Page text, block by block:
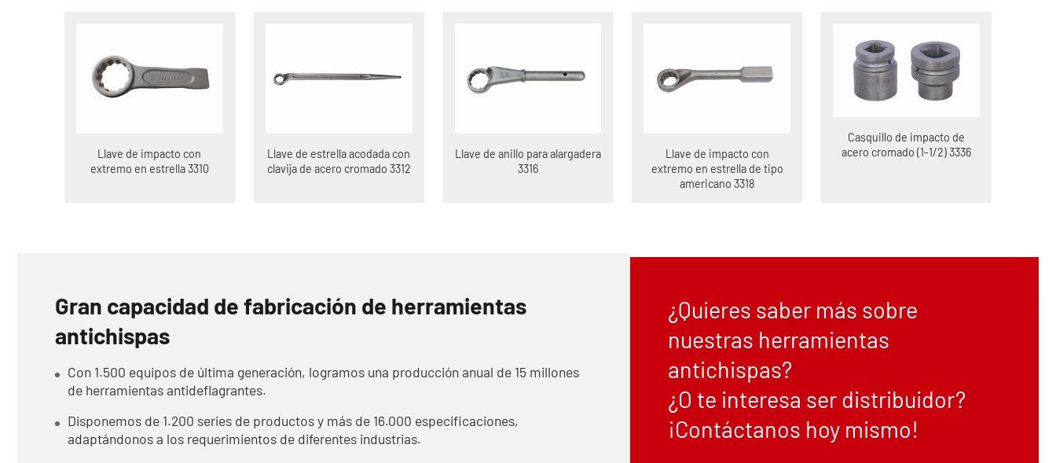
Llave de impacto con
extremo en estrella 3310
Llave de estrella acodada con
clavija de acero cromado 3312
Llave de anillo para alargadera
3316
Llave de impacto con
extremo en estrella de tipo
americano 3318
Casquillo de impacto de
acero cromado (1-1/2) 3336
Gran capacidad de fabricación de herramientas
antichispas
Con 1.500 equipos de última generación, logramos una producción anual de 15 millones
de herramientas antideflagrantes.
Disponemos de 1.200 series de productos y más de 16.000 especificaciones,
adaptándonos a los requerimientos de diferentes industrias.
¿Quieres saber más sobre
nuestras herramientas
antichispas?
¿O te interesa ser distribuidor?
¡Contáctanos hoy mismo!